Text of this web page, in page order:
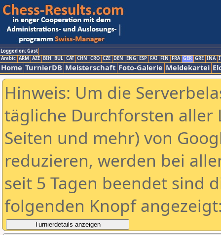
Logged on: Gast
Arabic ARM AZE BIH BUL CAT CHN CRO CZE DEN ENG ESP FAI FIN FRA GER GRE INA
Home TurnierDB Meisterschaft Foto-Galerie Meldekartei
Hinweis: Um die
tägliche Durchforsten aller
Seiten und mehr) von
reduzieren, werden bei
seit 5 Tagen beendet sind
folgenden Knopf